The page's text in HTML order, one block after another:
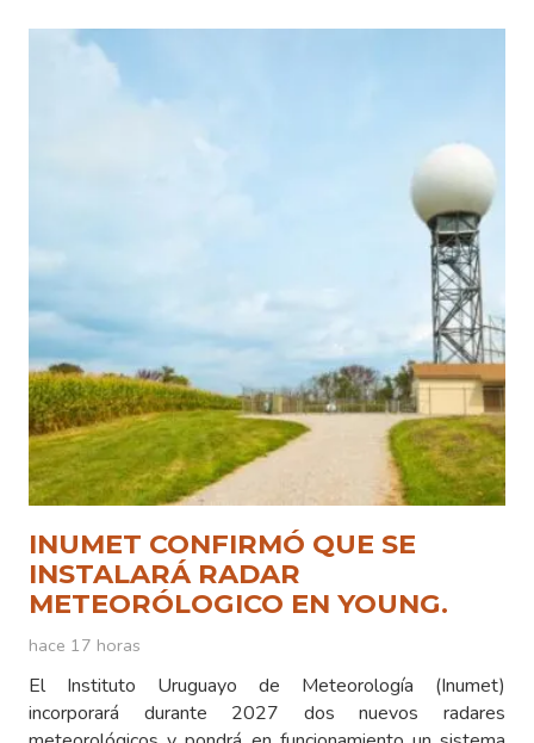
INUMET CONFIRMÓ QUE SE
INSTALARÁ RADAR
METEORÓLOGICO EN YOUNG.
hace 17 horas
El Instituto Uruguayo de Meteorología (Inumet)
incorporará durante 2027 dos nuevos radares